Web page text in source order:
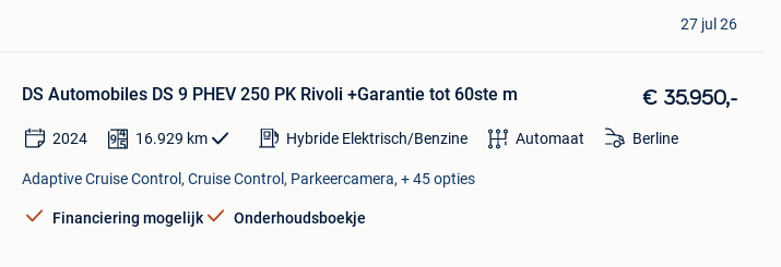
27 jul 26
DS Automobiles DS 9 PHEV 250 PK Rivoli +Garantie tot 60ste m € 35.950,-
2024 16.929 km Hybride Elektrisch/Benzine Automaat Berline
Adaptive Cruise Control, Cruise Control, Parkeercamera, + 45 opties
Financiering mogelijk Onderhoudsboekje